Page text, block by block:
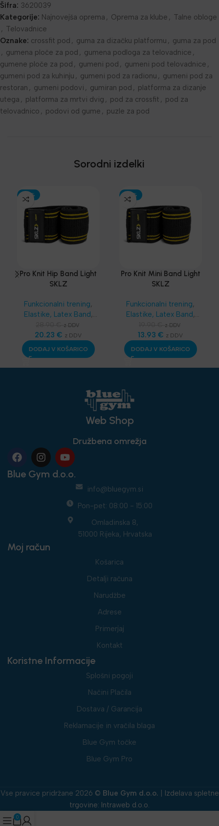
Šifra: 3620039
Kategorije: Najnovejša oprema , Oprema za klube , Talne obloge
, Telovadnice
Oznake: crossfit pod , guma za dizačku platformu , guma za pod
, gumena ploče za pod , gumena podloga za telovadnice ,
gumene ploče za pod , gumeni pod , gumeni pod telovadnice ,
gumeni pod za kuhinju , gumeni pod za radionu , gumeni pod za
restoran , gumeni podovi , gumiran pod , platforma za dizanje
utega , platforma za mrtvi dvig , pod za crossfit , pod za
telovadnico , podovi od gume , puzle za pod
Sorodni izdelki
-30%
Pro Knit Hip Band Light
SKLZ
Funkcionalni trening,
Elastike, Latex Band,
SKLZ Funkcionalni
trening,Aerobika in
Joga , Najnovejša
z DDV
20.23€ z DDV
DODAJ V KOŠARICO
-30%
Pro Knit Mini Band Light
SKLZ
Funkcionalni trening,
Elastike, Latex Band,
SKLZ Funkcionalni
trening, Aerobika in
Joga , Najnovejša
z DDV
13.93€ z DDV
DODAJ V KOŠARICO
Web Shop
Družbena omrežja
Blue Gym d.o.o.
info@bluegym.si
Pon-pet: 08:00 - 15:00
Omladinska 8,
51000 Rijeka, Hrvatska
Moj račun
Košarica
Detalji računa
Narudžbe
Adrese
Primerjaj
Kontakt
Koristne Informacije
Splošni pogoji
Načini Plačila
Dostava / Garancija
Reklamacije in vračila blaga
Blue Gym točke
Blue Gym Pro
Vse pravice pridržane 2026 © Blue Gym d.o.o.
Izdelava spletne
trgovine: Intraweb d.o.o.
0